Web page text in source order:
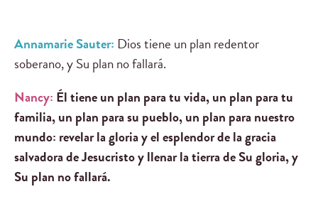
Annamarie Sauter: Dios tiene un plan redentor
soberano, y Su plan no fallará.
Nancy: Él tiene un plan para tu vida, un plan para tu
familia, un plan para su pueblo, un plan para nuestro
mundo: revelar la gloria y el esplendor de la gracia
salvadora de Jesucristo y llenar la tierra de Su gloria, y
Su plan no fallará.